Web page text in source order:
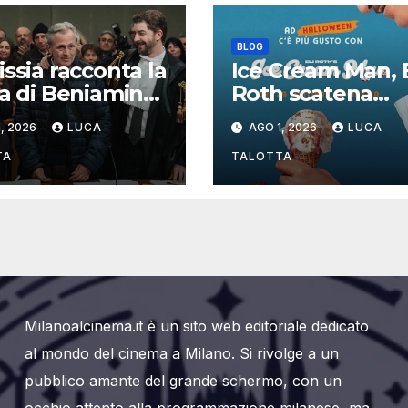
racconta la
di Beniamino
il più
errore
della
italiana
2026 LUCA
BLOG
Ice Cream Man,
Roth scatena
l’incubo: ecco il
trailer italiano
dell’horror più
estremo di
AGO 1, 2026 LUCA
TALOTTA
Milanoalcinema.it è un sito web editoriale dedicato
al mondo del cinema a Milano. Si rivolge a un
pubblico amante del grande schermo, con un